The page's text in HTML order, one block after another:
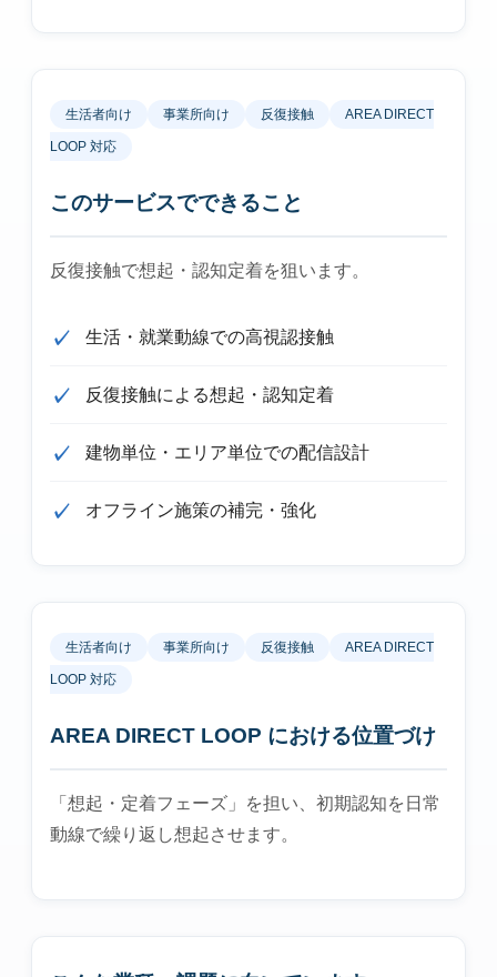
生活者向け 事業所向け 反復接触 AREA DIRECT
LOOP 対応
このサービスでできること
反復接触で想起・認知定着を狙います。
生活・就業動線での高視認接触
反復接触による想起・認知定着
建物単位・エリア単位での配信設計
オフライン施策の補完・強化
生活者向け 事業所向け 反復接触 AREA DIRECT
LOOP 対応
AREA DIRECT LOOP における位置づけ
「想起・定着フェーズ」を担い、初期認知を日常
動線で繰り返し想起させます。